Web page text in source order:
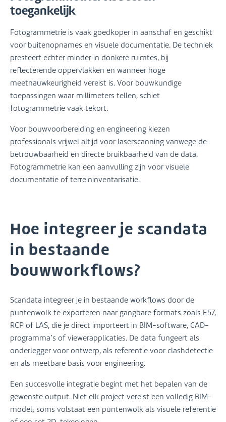
toegankelijk
Fotogrammetrie is vaak goedkoper in aanschaf en geschikt
voor buitenopnames en visuele documentatie. De techniek
presteert echter minder in donkere ruimtes, bij
reflecterende oppervlakken en wanneer hoge
meetnauwkeurigheid vereist is. Voor bouwkundige
toepassingen waar millimeters tellen, schiet
fotogrammetrie vaak tekort.
Voor bouwvoorbereiding en engineering kiezen
professionals vrijwel altijd voor laserscanning vanwege de
betrouwbaarheid en directe bruikbaarheid van de data.
Fotogrammetrie kan een aanvulling zijn voor visuele
documentatie of terreininventarisatie.
Hoe integreer je scandata
in bestaande
bouwworkflows?
Scandata integreer je in bestaande workflows door de
puntenwolk te exporteren naar gangbare formats zoals E57,
RCP of LAS, die je direct importeert in BIM-software, CAD-
programma’s of viewerapplicaties. De data fungeert als
onderlegger voor ontwerp, als referentie voor clashdetectie
en als meetbare basis voor engineering.
Een succesvolle integratie begint met het bepalen van de
gewenste output. Niet elk project vereist een volledig BIM-
model; soms volstaat een puntenwolk als visuele referentie